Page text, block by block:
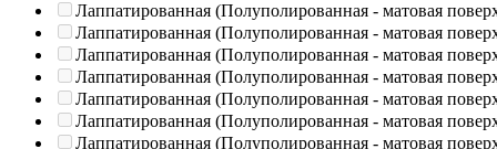
Лаппатированная (Полуполированная - матовая
Лаппатированная (Полуполированная - матовая
Лаппатированная (Полуполированная - матовая
Лаппатированная (Полуполированная - матовая
Лаппатированная (Полуполированная - матовая
Лаппатированная (Полуполированная - матовая
Лаппатированная (Полуполированная - матовая